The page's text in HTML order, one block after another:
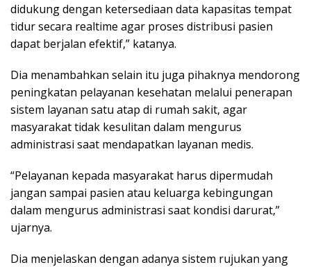
didukung dengan ketersediaan data kapasitas tempat
tidur secara realtime agar proses distribusi pasien
dapat berjalan efektif,” katanya.
Dia menambahkan selain itu juga pihaknya mendorong
peningkatan pelayanan kesehatan melalui penerapan
sistem layanan satu atap di rumah sakit, agar
masyarakat tidak kesulitan dalam mengurus
administrasi saat mendapatkan layanan medis.
“Pelayanan kepada masyarakat harus dipermudah
jangan sampai pasien atau keluarga kebingungan
dalam mengurus administrasi saat kondisi darurat,”
ujarnya.
Dia menjelaskan dengan adanya sistem rujukan yang